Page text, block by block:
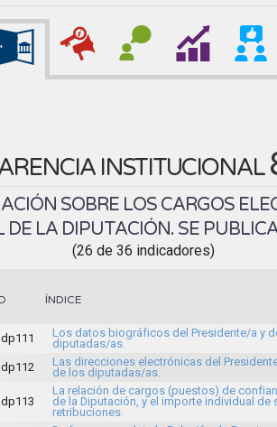
INSTITUCIONAL
SOBRE LOS CARGOS
DE LA DIPUTACIÓN. SE
(26 de 36 indicadores)
ÍNDICE
Los datos biográficos del Presidente/a y
diputadas/as.
Las direcciones electrónicas del
de los diputadas/as.
La relación de cargos (puestos) de
de la Diputación, y el importe individual de
retribuciones.